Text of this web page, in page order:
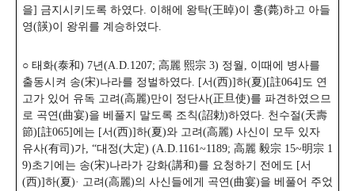
을] 금지시키도록 하였다. 이해에 왕탁(王晫)이 훙(薨)하고 아들
영(韺)이 왕위를 계승하였다.
○ 태화(泰和) 7년(A.D.1207; 高麗 熙宗 3) 정월, 이때에 병사를
출동시켜 송(宋)나라를 정벌하였다. [서(西)]하(夏)[註064]도 연
고가 있어 유독 고려(高麗)만이 정단사(正旦使)를 파견하였으므
로 곡연(曲宴)을 베풀지 말도록 조칙(詔勅)하였다. 천수절(天壽
節)[註065]에는 [서(西)]하(夏)와 고려(高麗) 사신이 모두 있자
유사(有司)가, “대정(大定) (A.D.1161~1189; 高麗 毅宗 15~明宗 1
9)초기에는 송(宋)나라가 강화(講和)를 요청하기 전에도 [서
(西)]하(夏)· 고려(高麗)의 사신들에게 곡연(曲宴)을 베풀어 주었